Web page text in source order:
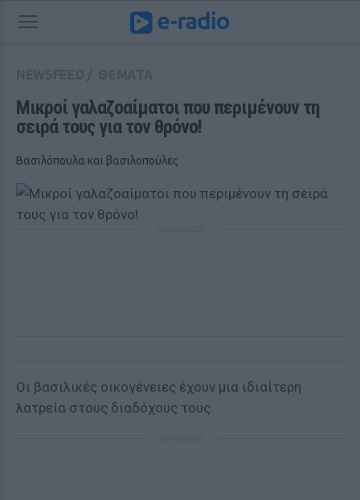
Mικροί γαλαζοαίματοι που περιμένουν τη
σειρά τους για τον θρόνο!
Βασιλόπουλα και βασιλοπούλες
Οι βασιλικές οικογένειες έχουν μια ιδιαίτερη
λατρεία στους διαδόχους τους.